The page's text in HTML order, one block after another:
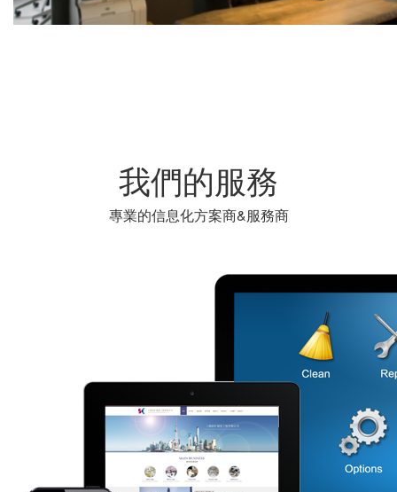
我們的服務
專業的信息化方案商&服務商